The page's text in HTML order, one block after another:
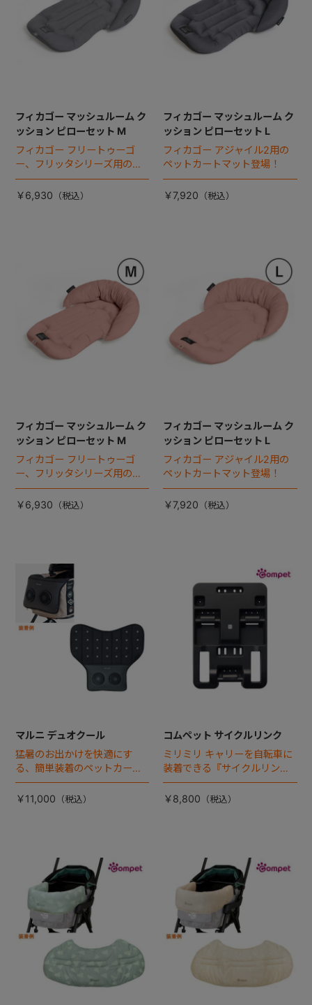
フィカゴー マッシュルーム ク
ッション ピローセット M
フィカゴー フリートゥーゴ
ー、フリッタシリーズ用のペ
ットカートマット登場！
￥6,930
フィカゴー マッシュルーム ク
ッション ピローセット L
フィカゴー アジャイル2用の
ペットカートマット登場！
￥7,920
フィカゴー マッシュルーム ク
ッション ピローセット M
フィカゴー フリートゥーゴ
ー、フリッタシリーズ用のペ
ットカートマット登場！
￥6,930
フィカゴー マッシュルーム ク
ッション ピローセット L
フィカゴー アジャイル2用の
ペットカートマット登場！
￥7,920
マルニ デュオクール
猛暑のお出かけを快適にす
る、簡単装着のペットカート
専用ダブル送風ファンが登
場。
￥11,000
コムペット サイクルリンク
ミリミリ キャリーを自転車に
装着できる『サイクルリン
ク』が登場！
￥8,800